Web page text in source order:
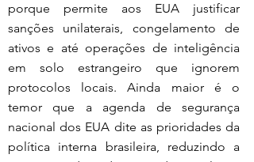
porque permite aos EUA justificar
sanções unilaterais, congelamento de
ativos e até operações de inteligência
em solo estrangeiro que ignorem
protocolos locais. Ainda maior é o
temor que a agenda de segurança
nacional dos EUA dite as prioridades da
política interna brasileira, reduzindo a